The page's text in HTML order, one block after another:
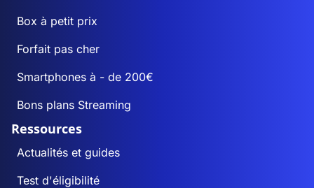
Box à petit prix
Forfait pas cher
Smartphones à - de 200€
Bons plans Streaming
Ressources
Actualités et guides
Test d'éligibilité